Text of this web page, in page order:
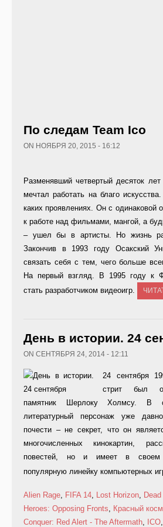
По следам Team Ico
ON НОЯБРЯ 20, 2015 - 16:12
Разменявший четвертый десяток
мечтал работать на благо
каких проявлениях. Он с одинаковой
к работе над фильмами, мангой, а
– ушел бы в артисты. Но жизнь
Закончив в 1993 году Осакский
связать себя с тем, чего больше
На первый взгляд. В 1995 году к
стать разработчиком видеоигр.
День в истории. 24
ON СЕНТЯБРЯ 24, 2014 - 12:11
24 сентября
стрит был
памятник Шерлоку Холмсу. В
литературный персонаж уже
почести – не секрет, что он
многочисленных кинокартин,
повестей, но и имеет в своем
популярную линейку компьютерных
Alien Rage, FIFA 14, Lost Horizon,
Heroes: Opposing Fronts, Красный
Conquer: Red Alert - The Aftermath, ICO,